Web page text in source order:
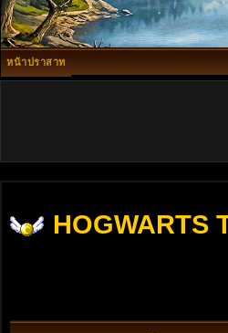
หน้าปราสาท
HOGWARTS